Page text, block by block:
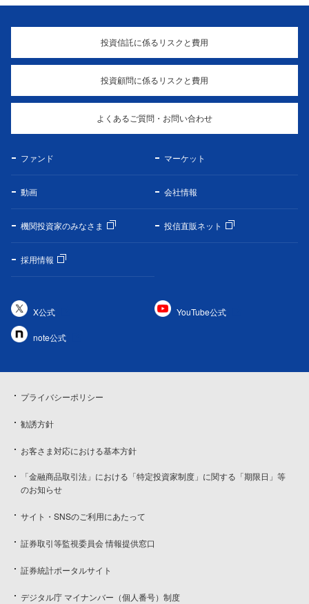
投資信託に係るリスクと費用
投資顧問に係るリスクと費用
よくあるご質問・お問い合わせ
ファンド マーケット
動画 会社情報
機関投資家のみなさま 投信直販ネット
採用情報
X公式 YouTube公式
note公式
プライバシーポリシー
勧誘方針
お客さま対応における基本方針
「金融商品取引法」における「特定投資家制度」に関する「期限日」等
のお知らせ
サイト・SNSのご利用にあたって
証券取引等監視委員会 情報提供窓口
証券統計ポータルサイト
デジタル庁 マイナンバー（個人番号）制度